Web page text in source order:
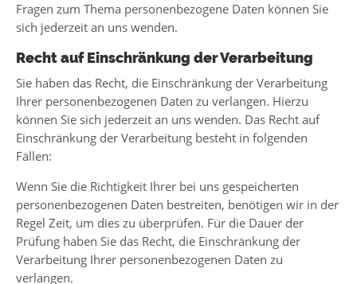
Fragen zum Thema personenbezogene Daten können Sie
sich jederzeit an uns wenden.
Recht auf Einschränkung der Verarbeitung
Sie haben das Recht, die Einschränkung der Verarbeitung
Ihrer personenbezogenen Daten zu verlangen. Hierzu
können Sie sich jederzeit an uns wenden. Das Recht auf
Einschränkung der Verarbeitung besteht in folgenden
Fällen:
Wenn Sie die Richtigkeit Ihrer bei uns gespeicherten
personenbezogenen Daten bestreiten, benötigen wir in der
Regel Zeit, um dies zu überprüfen. Für die Dauer der
Prüfung haben Sie das Recht, die Einschränkung der
Verarbeitung Ihrer personenbezogenen Daten zu
verlangen.